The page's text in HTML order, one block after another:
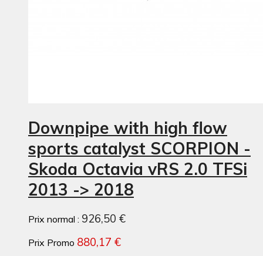
Downpipe with high flow
sports catalyst SCORPION -
Skoda Octavia vRS 2.0 TFSi
2013 -> 2018
Prix normal : 926,50 €
Prix Promo 880,17 €